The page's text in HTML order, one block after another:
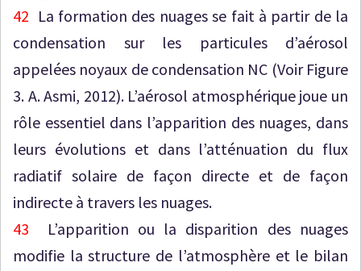
42 La formation des nuages se fait à partir de la
condensation sur les particules d’aérosol
appelées noyaux de condensation NC (Voir Figure
3. A. Asmi, 2012). L’aérosol atmosphérique joue un
rôle essentiel dans l’apparition des nuages, dans
leurs évolutions et dans l’atténuation du flux
radiatif solaire de façon directe et de façon
indirecte à travers les nuages.
43 L’apparition ou la disparition des nuages
modifie la structure de l’atmosphère et le bilan